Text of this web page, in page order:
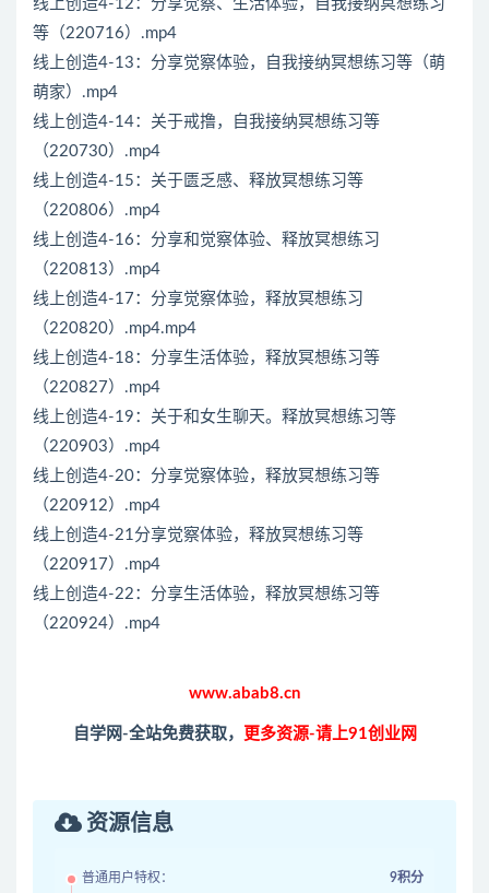
线上创造4-12：分享觉察、生活体验，自我接纳冥想练习
等（220716）.mp4
线上创造4-13：分享觉察体验，自我接纳冥想练习等（萌
萌家）.mp4
线上创造4-14：关于戒撸，自我接纳冥想练习等
（220730）.mp4
线上创造4-15：关于匮乏感、释放冥想练习等
（220806）.mp4
线上创造4-16：分享和觉察体验、释放冥想练习
（220813）.mp4
线上创造4-17：分享觉察体验，释放冥想练习
（220820）.mp4.mp4
线上创造4-18：分享生活体验，释放冥想练习等
（220827）.mp4
线上创造4-19：关于和女生聊天。释放冥想练习等
（220903）.mp4
线上创造4-20：分享觉察体验，释放冥想练习等
（220912）.mp4
线上创造4-21分享觉察体验，释放冥想练习等
（220917）.mp4
线上创造4-22：分享生活体验，释放冥想练习等
（220924）.mp4
www.abab8.cn
自学网-全站免费获取， 更多资源-请上91创业网
资源信息
普通用户特权： 9积分